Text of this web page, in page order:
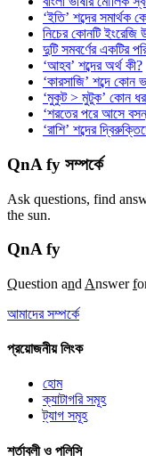
‘ইতি’ শব্দের সমার্থক
নিচের কোনটি ইংরেজি
দুটি সমবর্ণের একটির
‘আহব’ শব্দের অর্থ কী?
‘কারসাজি’ শব্দে কোন
‘মুকুট > মুটুক’ কোন
‘শরতের পরে আসে
‘রাশি’ শব্দের
QnA fy সম্পর্কে
Ask questions, find
the sun.
QnAfy
Question and Answerf
আমাদের সম্পর্কে
প্রয়োজনীয় লিংক
হোম
ক্যাটাগরি সমূহ
ট্যাগ সমূহ
শর্তাবলী ও পলিসি